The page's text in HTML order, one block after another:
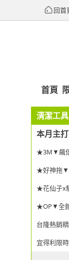
回首
首頁
清潔工具
本月主打
★3M▼飆
★好神拖
★花仙子x
★OP▼全
台隆熱銷
宜得利限